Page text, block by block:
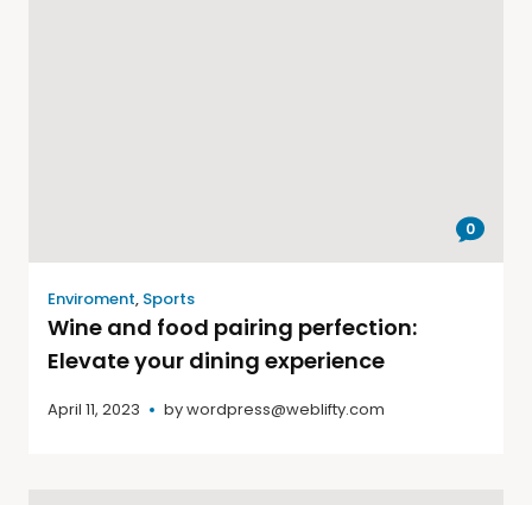
0
Enviroment, Sports
Wine and food pairing perfection:
Elevate your dining experience
April 11, 2023 bywordpress@weblifty.com